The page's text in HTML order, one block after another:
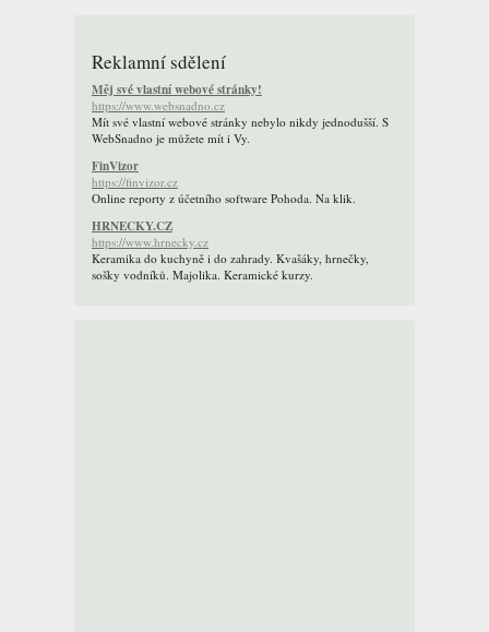
Reklamní sdělení
Měj své vlastní webové stránky!
https://www.websnadno.cz
Mít své vlastní webové stránky nebylo nikdy jednodušší. S
WebSnadno je můžete mít i Vy.
FinVizor
https://finvizor.cz
Online reporty z účetního software Pohoda. Na klik.
HRNECKY.CZ
https://www.hrnecky.cz
Keramika do kuchyně i do zahrady. Kvašáky, hrnečky,
sošky vodníků. Majolika. Keramické kurzy.